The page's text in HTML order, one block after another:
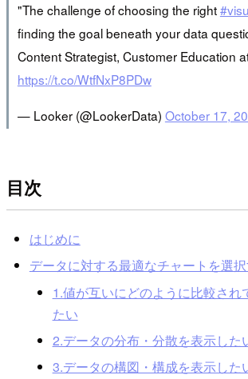
"The challenge of choosing the right
finding the goal beneath your data
Content Strategist, Customer Education
https://t.co/WtfNxP8PDw
— Looker (@LookerData) October 17,
目次
はじめに
データに対する最適なチャートを選
1.値が互いにどのように比較され
たい
2.データの分布・分散を表示した
3.データの構図・構成を表示した